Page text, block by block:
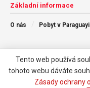
Základní informace
O nás Pobyt v Paraguayi
Následujte nás
Tento web používá
tohoto webu dáváte
Zásady ochrany